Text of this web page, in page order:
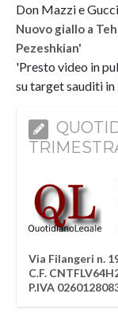
Don Mazzi e
Nuovo giallo a
Pezeshkian'
'Presto video in
su target sauditi in
Via Filangeri n.
C.F.
P.IVA